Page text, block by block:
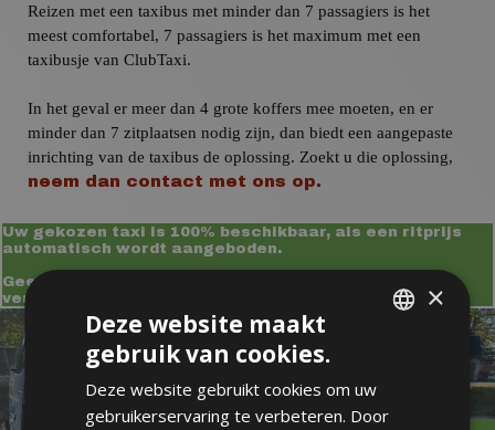
Reizen met een taxibus met minder dan 7 passagiers is het
meest comfortabel, 7 passagiers is het maximum met een
taxibusje van ClubTaxi.
In het geval er meer dan 4 grote koffers mee moeten, en er
minder dan 7 zitplaatsen nodig zijn, dan biedt een aangepaste
inrichting van de taxibus de oplossing. Zoekt u die oplossing,
neem dan contact met ons op.
Uw gekozen taxi is 100% beschikbaar, als een ritprijs
automatisch wordt aangeboden.
Geen directe prijsopgaaf? Een offerte aanvragen
verplicht u tot niets.
ENGLISH
×
Deze website maakt
gebruik van cookies.
Deze website gebruikt cookies om uw
gebruikerservaring te verbeteren. Door